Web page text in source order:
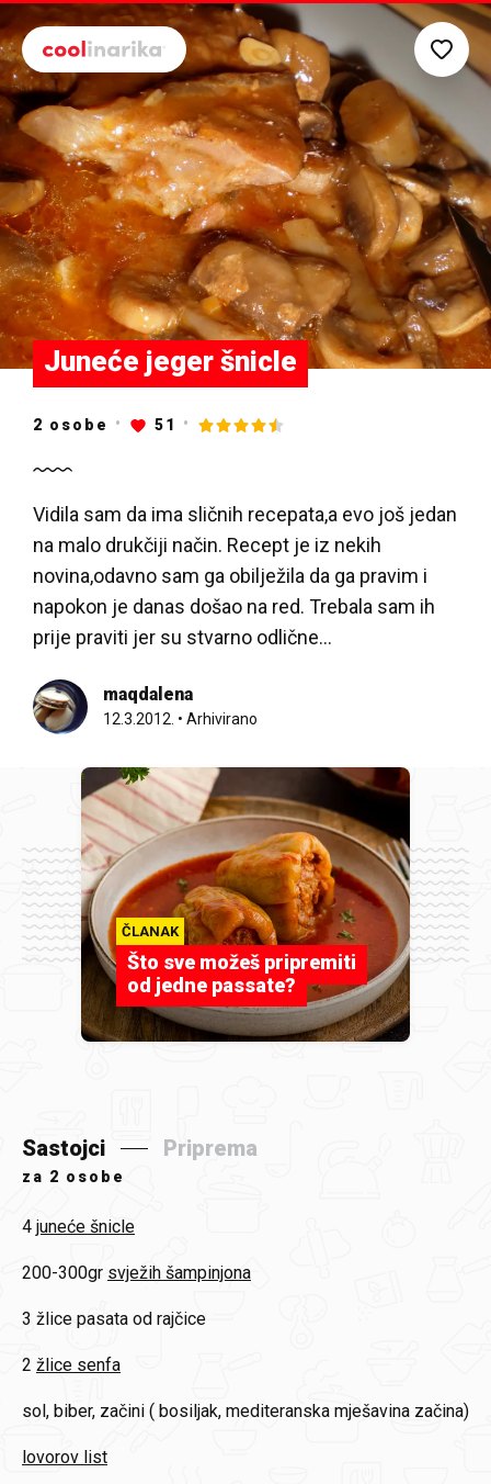
Preskoči na glavni sadržaj
Juneće jeger šnicle
2 osobe 51
Vidila sam da ima sličnih recepata,a evo još jedan
na malo drukčiji način. Recept je iz nekih
novina,odavno sam ga obilježila da ga pravim i
napokon je danas došao na red. Trebala sam ih
prije praviti jer su stvarno odlične...
maqdalena
12.3.2012. • Arhivirano
ČLANAK
Što sve možeš pripremiti
od jedne passate?
Sastojci Priprema
za 2 osobe
4 juneće šnicle
200-300gr svježih šampinjona
3 žlice pasata od rajčice
2 žlice senfa
sol, biber, začini ( bosiljak, mediteranska mješavina začina)
lovorov list